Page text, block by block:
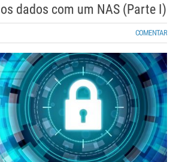
dados com um NAS (Parte I)
COMENTAR